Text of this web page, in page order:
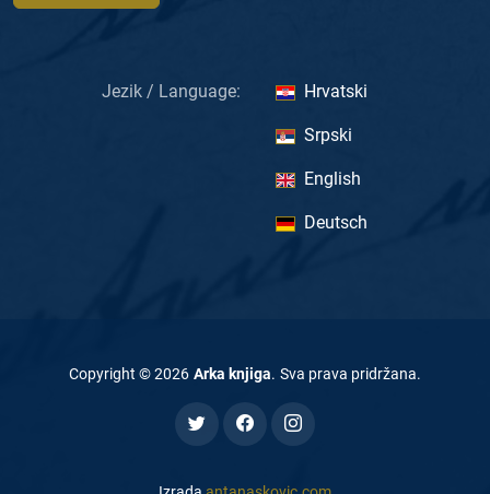
Jezik / Language: Hrvatski
Srpski
English
Deutsch
Copyright ©2026 Arka knjiga. Sva prava pridržana.